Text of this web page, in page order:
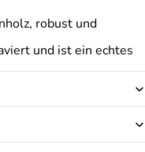
robust und
und ist ein echtes